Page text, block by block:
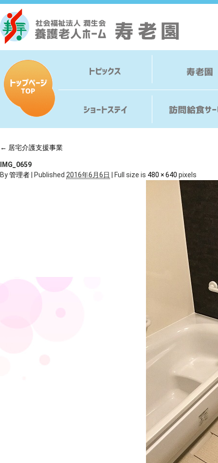
← 居宅介護支援事業
IMG_0659
By管理者 Published 2016年6月6日 Full size is 480 × 640 pixels